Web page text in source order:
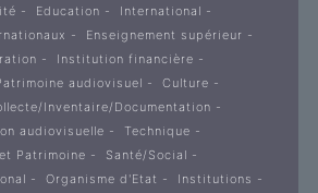
Education
International
Enseignement supérieur
Institution financière
audiovisuel
Culture
Inventaire/Documentation
audiovisuelle
Technique
Patrimoine
Santé/Social
Organisme d'Etat Institutions